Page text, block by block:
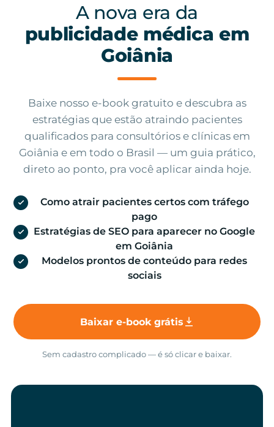
A nova era da
publicidade médica em
Goiânia
Baixe nosso e-book gratuito e descubra as
estratégias que estão atraindo pacientes
qualificados para consultórios e clínicas em
Goiânia e em todo o Brasil — um guia prático,
direto ao ponto, pra você aplicar ainda hoje.
Como atrair pacientes certos com tráfego
pago
Estratégias de SEO para aparecer no Google
em Goiânia
Modelos prontos de conteúdo para redes
sociais
Baixar e-book grátis
Sem cadastro complicado — é só clicar e baixar.